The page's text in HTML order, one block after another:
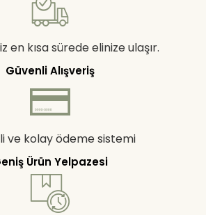
en kısa sürede elinize ulaşır.
Güvenli Alışveriş
ve kolay ödeme sistemi
Ürün Yelpazesi